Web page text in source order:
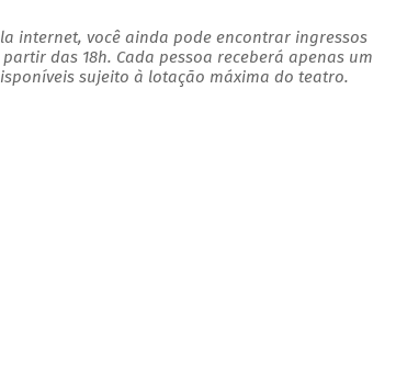
internet, você ainda pode encontrar ingressos
das 18h. Cada pessoa receberá apenas um
sujeito à lotação máxima do teatro.